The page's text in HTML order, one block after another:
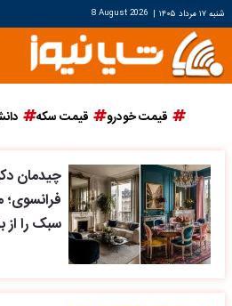
شنبه ۱۷ مرداد ۱۴۰۵ |
8 August 2026
قیمت خودرو قیمت سکه
چیدمان
فرانسوی؛
سبک را از